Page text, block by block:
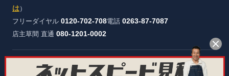
は）
フリーダイヤル 0120-702-708電話 0263-87-7087
店主草間 直通 080-1201-0002
株式会社ヴィンテージストック 長野県公安委員会 許可証番号：第
481321600012号